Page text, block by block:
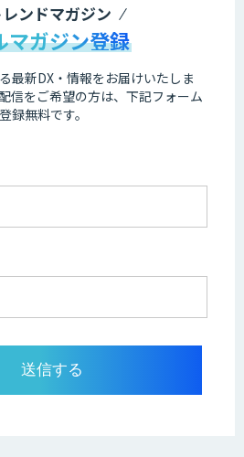
レンドマガジン
マガジン登録
最新DX・情報をお届けいたしま
信をご希望の方は、下記フォーム
録無料です。